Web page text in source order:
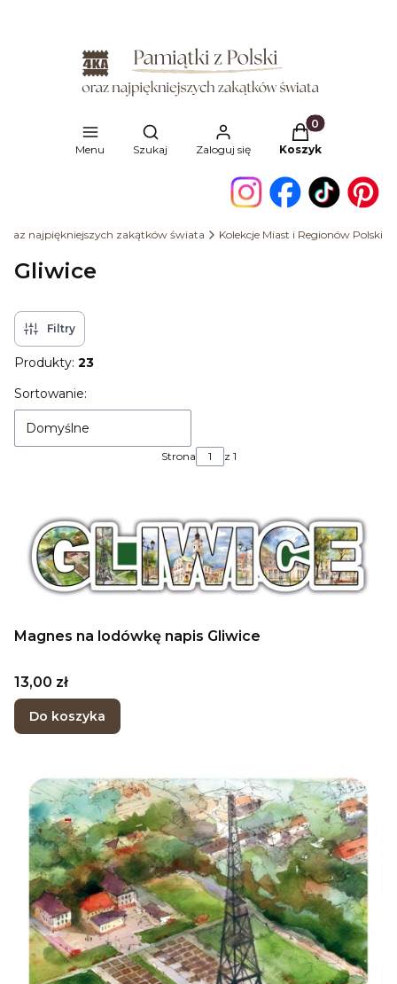
Menu
Otwórz wyszukiwarkę
Szukaj Zaloguj się
Produkty w
Koszyk
najpiękniejszych zakątków świata Kolekcje Miast i Regionów Polski
Gliwice
Filtry
Produkty: 23
Lista produktów
Sortowanie:
Domyślne
Strona z 1
Magnes na lodówkę napis Gliwice
Cena
13,00 zł
Do koszyka